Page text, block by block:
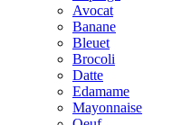
Avocat
Banane
Bleuet
Brocoli
Datte
Edamame
Mayonnaise